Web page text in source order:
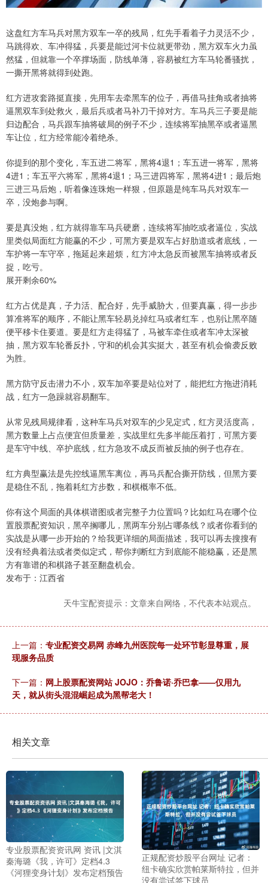
这盘红方车马兵对黑方双车一卒的残局，红先手看着子力灵活不少，
马跳得欢、车冲得猛，兵要是能过河卡位就更带劲，黑方双车火力虽
然猛，但就靠一个卒撑场面，防线单薄，容易被红方车马轮番骚扰，
一撕开黑将就得到处跑。
红方进攻套路挺直接，先用车去牵黑车的位子，再借马挂角或者抽将
逼黑双车到处救火，最后兵或者马补刀干掉对方。车马兵三子要是能
归边配合，马兵跟车抽将破局的例子不少，连续将军抽黑卒或者逼黑
车让位，红方经常能冷着绝杀。
你提到的那个变化，车五进二将军，黑将4退1；车五进一将军，黑将
4进1；车五平六将军，黑将4退1；马三进四将军，黑将4进1；最后炮
三进三马后炮，听着像连珠炮一样狠，但原题是纯车马兵对双车一
卒，没炮参与啊。
要是真没炮，红方就得靠车马兵硬磨，连续将军抽吃或者逼位，实战
里类似局面红方能赢的不少，可黑方要是双车占好肋道或者底线，一
车护将一车守卒，拖延起来超烦，红方冲太急反而被黑车抽将或者反
捉，吃亏。
展开剩余60%
红方占优是真，子力活、配合好，先手威胁大，但要真赢，得一步步
算准将军的顺序，不能让黑车轻易兑掉红马或者红车，也别让黑卒随
便平移卡住要道。要是红方走得猛了，马被车牵住或者车冲太深被
抽，黑方双车轮番反扑，守和的机会其实挺大，甚至有机会偷袭反败
为胜。
黑方防守反击潜力不小，双车加卒要是站位对了，能把红方拖进消耗
战，红方一急躁就容易翻车。
从常见残局规律看，这种车马兵对双车的少见定式，红方灵活度高，
黑方数量上占点便宜但质量差，实战里红先多半能压着打，可黑方要
是车守中线、卒护底线，红方急攻不成反而被反抽的例子也存在。
红方典型赢法是先控线逼黑车离位，再马兵配合撕开防线，但黑方要
是稳住不乱，拖着耗红方步数，和棋概率不低。
你有这个局面的具体棋谱图或者完整子力位置吗？比如红马在哪个位
置股票配资知识，黑卒搁哪儿，黑两车分别占哪条线？或者你看到的
实战是从哪一步开始的？给我更详细的局面描述，我可以再去搜搜有
没有经典着法或者类似定式，帮你判断红方到底能不能稳赢，还是黑
方有靠谱的和棋路子甚至翻盘机会。
发布于：江西省
天牛宝配资提示：文章来自网络，不代表本站观点。
上一篇： 专业配资交易网 赤峰九州医院每一处环节彰显尊重，展
现服务品质
下一篇： 网上股票配资网站 JOJO：乔鲁诺·乔巴拿——仅用九
天，就从街头混混崛起成为黑帮老大！
相关文章
专业股票配资资讯网 资讯 |文淇
秦海璐《我，许可》定档4.3
《河狸变身计划》发布定档预告
正规配资炒股平台网址 记者：
纽卡确实欣赏帕莱斯特拉，但并
没有尝试签下球员